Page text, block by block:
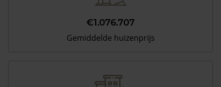
€1.076.707
Gemiddelde huizenprijs